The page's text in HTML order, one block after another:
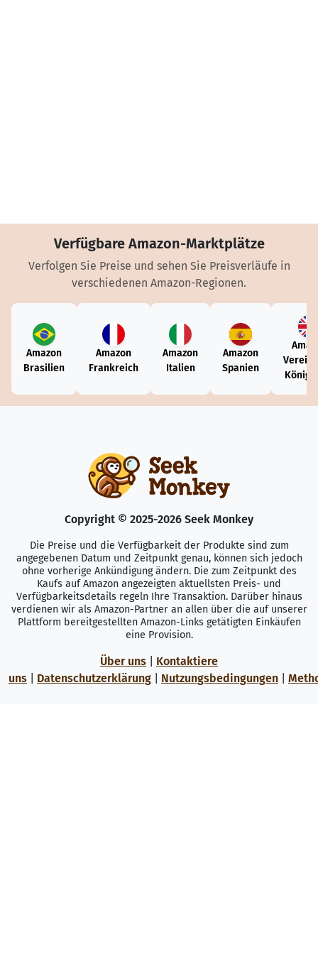
Verfügbare Amazon-Marktplätze
Verfolgen Sie Preise und sehen Sie Preisverläufe in
verschiedenen Amazon-Regionen.
Amazon
Brasilien
Amazon
Frankreich
Amazon
Italien
Amazon
Spanien
Copyright © 2025-2026 Seek Monkey
Die Preise und die Verfügbarkeit der Produkte sind zum
angegebenen Datum und Zeitpunkt genau, können sich jedoch
ohne vorherige Ankündigung ändern. Die zum Zeitpunkt des
Kaufs auf Amazon angezeigten aktuellsten Preis- und
Verfügbarkeitsdetails regeln Ihre Transaktion. Darüber hinaus
verdienen wir als Amazon-Partner an allen über die auf unserer
Plattform bereitgestellten Amazon-Links getätigten Einkäufen
eine Provision.
Über uns
Kontaktiere
uns
Datenschutzerklärung Nutzungsbedingungen